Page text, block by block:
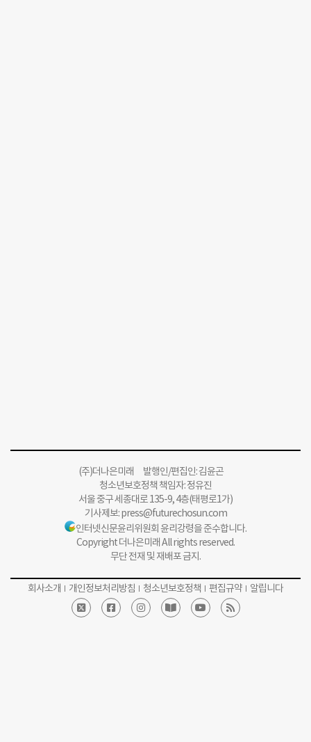
(주)더나은미래 발행인/편집인: 김윤곤
청소년보호정책 책임자: 정유진
서울 중구 세종대로 135-9, 4층(태평로1가)
기사제보:press@futurechosun.com
인터넷신문윤리위원회 윤리강령을 준수합니다.
Copyright 더나은미래 All rights reserved.
무단 전재 및 재배포 금지.
회사소개 개인정보처리방침 청소년보호정책 편집규약 알립니다